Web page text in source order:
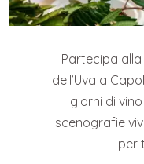
Partecipa alla
dell’Uva a
giorni di
scenografie
per